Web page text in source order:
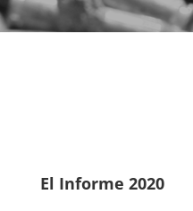
El Informe 2020